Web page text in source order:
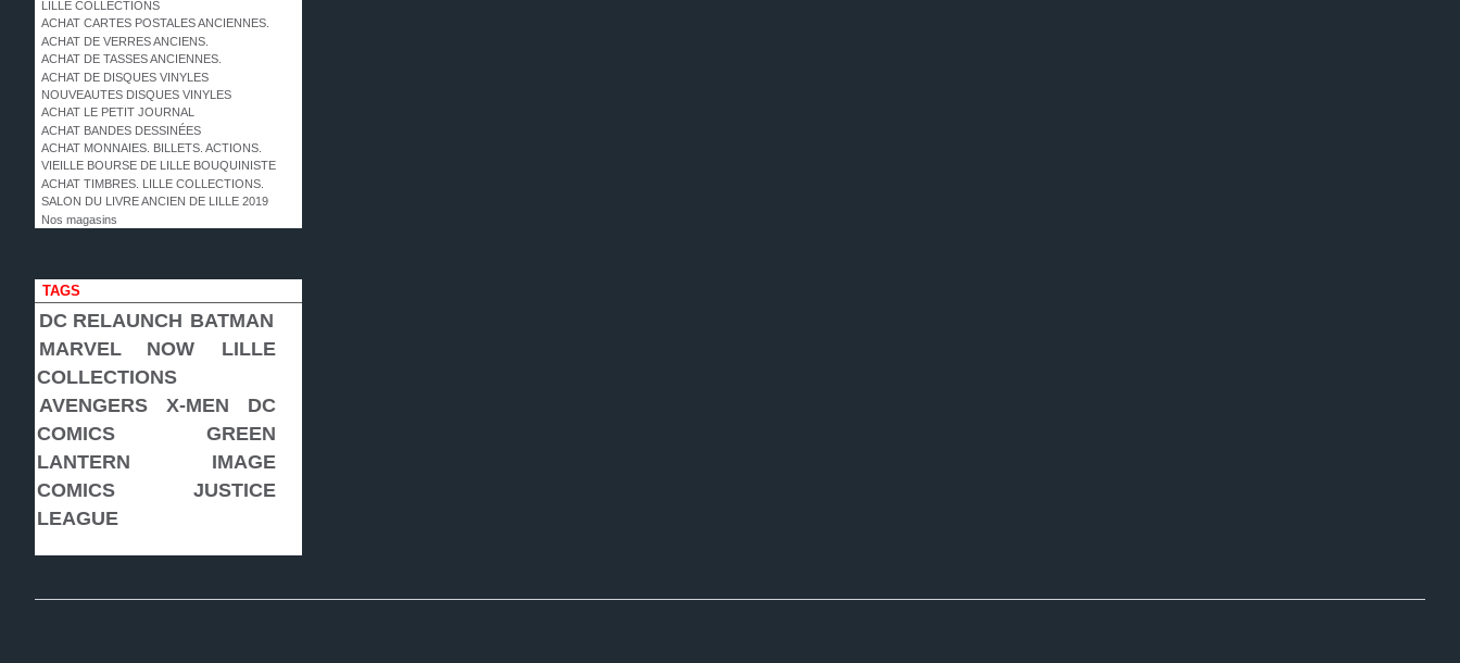
LILLE COLLECTIONS
ACHAT CARTES POSTALES ANCIENNES.
ACHAT DE VERRES ANCIENS.
ACHAT DE TASSES ANCIENNES.
ACHAT DE DISQUES VINYLES
NOUVEAUTES DISQUES VINYLES
ACHAT LE PETIT JOURNAL
ACHAT BANDES DESSINÉES
ACHAT MONNAIES. BILLETS. ACTIONS.
VIEILLE BOURSE DE LILLE BOUQUINISTE
ACHAT TIMBRES. LILLE COLLECTIONS.
SALON DU LIVRE ANCIEN DE LILLE 2019
Nos magasins
TAGS
DC RELAUNCH BATMAN
MARVEL NOW
LILLE
COLLECTIONS
AVENGERS
X-MEN
DC
COMICS
GREEN
LANTERN
IMAGE
COMICS
JUSTICE
LEAGUE